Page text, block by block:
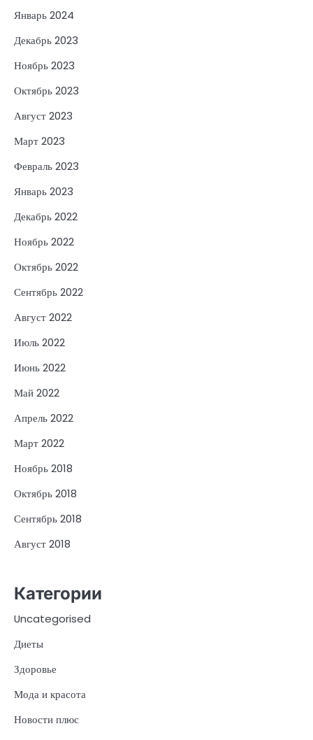
Январь 2024
Декабрь 2023
Ноябрь 2023
Октябрь 2023
Август 2023
Март 2023
Февраль 2023
Январь 2023
Декабрь 2022
Ноябрь 2022
Октябрь 2022
Сентябрь 2022
Август 2022
Июль 2022
Июнь 2022
Май 2022
Апрель 2022
Март 2022
Ноябрь 2018
Октябрь 2018
Сентябрь 2018
Август 2018
Категории
Uncategorised
Диеты
Здоровье
Мода и красота
Новости плюс